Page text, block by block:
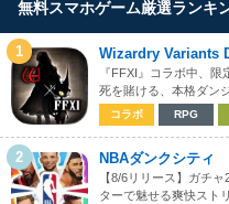
無料スマホゲーム厳選ランキ
1 Wizardry Variants
『FFXI』コラボ中、
死を賭ける、本格ダン
コラボ RPG
2 NBAダンクシティ
【8/6リリース】ガチ
ターで魅せる爽快スト